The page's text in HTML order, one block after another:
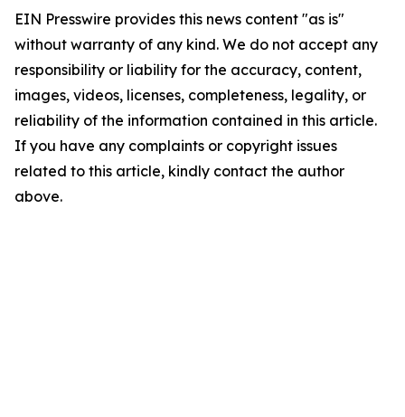
EIN Presswire provides this news content "as is"
without warranty of any kind. We do not accept any
responsibility or liability for the accuracy, content,
images, videos, licenses, completeness, legality, or
reliability of the information contained in this article.
If you have any complaints or copyright issues
related to this article, kindly contact the author
above.